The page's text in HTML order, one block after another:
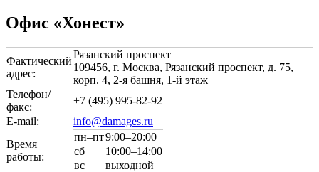
Офис «Хонест»
Фактический
адрес:
Рязанский проспект
109456, г. Москва, Рязанский проспект, д. 75,
корп. 4, 2-я башня, 1-й этаж
Телефон/
факс:
+7 (495) 995-82-92
E-mail:
info@damages.ru
Время
работы:
пн–пт9:00–20:00
сб
10:00–14:00
вс
выходной